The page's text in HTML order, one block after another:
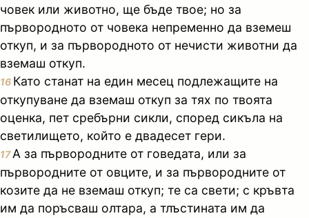
човек или животно, ще бъде твое; но за
първородното от човека непременно да вземеш
откуп, и за първородното от нечисти животни да
вземаш откуп.
16 Като станат на един месец подлежащите на
откупуване да вземаш откуп за тях по твоята
оценка, пет сребърни сикли, според сикъла на
светилището, който е двадесет гери.
17А за първородните от говедата, или за
първородните от овците, и за първородните от
козите да не вземаш откуп; те са свети; с кръвта
им да поръсваш олтара, а тлъстината им да